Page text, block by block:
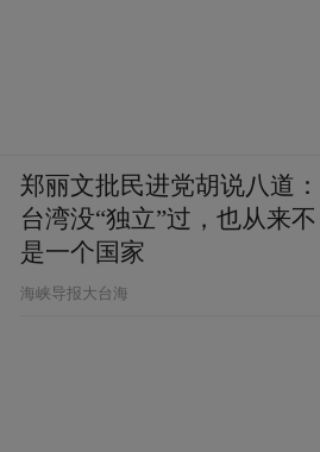
郑丽文批民进党胡说八道：
台湾没“独立”过，也从来不
是一个国家
​海峡导报大台海